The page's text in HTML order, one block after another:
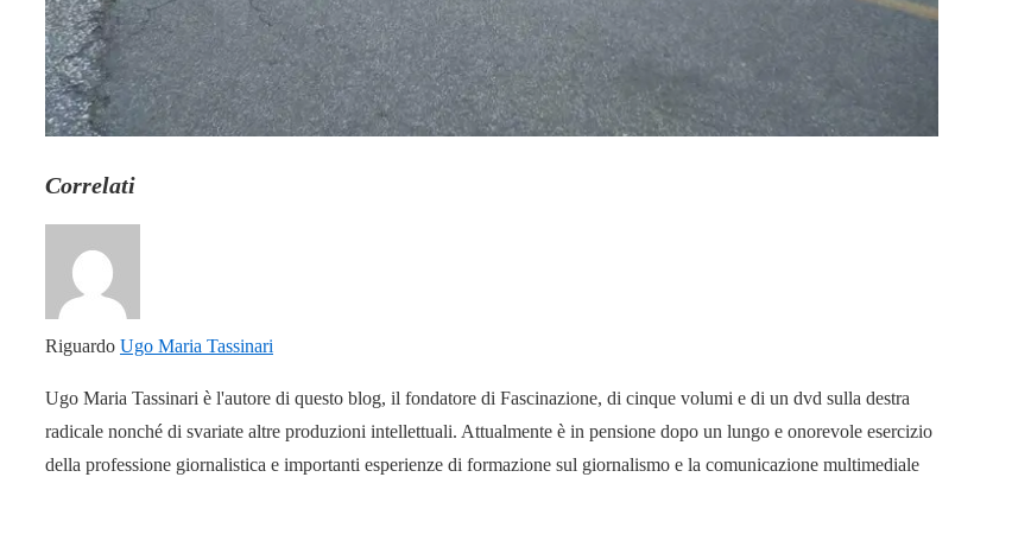
Correlati
Riguardo Ugo Maria Tassinari
Ugo Maria Tassinari è l'autore di questo blog, il fondatore di Fascinazione, di cinque volumi e di un dvd sulla destra
radicale nonché di svariate altre produzioni intellettuali. Attualmente è in pensione dopo un lungo e onorevole esercizio
della professione giornalistica e importanti esperienze di formazione sul giornalismo e la comunicazione multimediale